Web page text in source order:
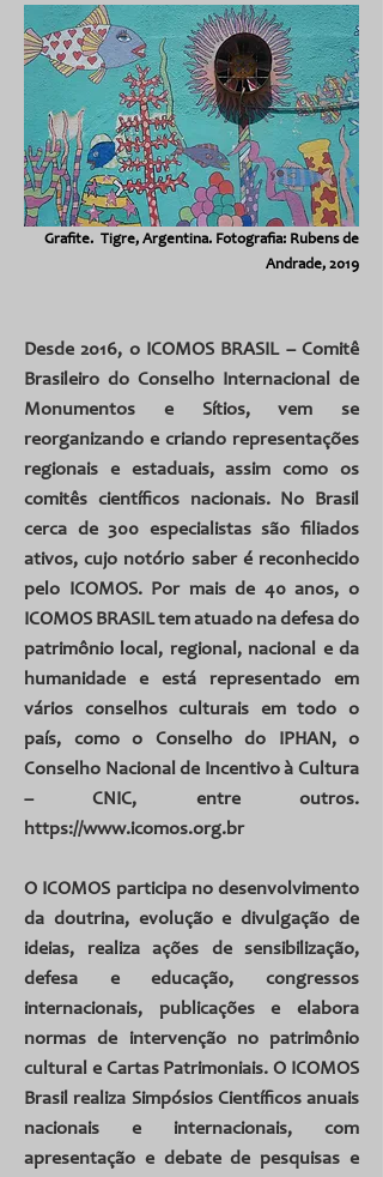
Grafite. Tigre, Argentina. Fotografia: Rubens de
Andrade, 2019
Desde 2016, o ICOMOS BRASIL – Comitê
Brasileiro do Conselho Internacional de
Monumentos e Sítios, vem se
reorganizando e criando representações
regionais e estaduais, assim como os
comitês científicos nacionais. No Brasil
cerca de 300 especialistas são filiados
ativos, cujo notório saber é reconhecido
pelo ICOMOS. Por mais de 40 anos, o
ICOMOS BRASIL tem atuado na defesa do
patrimônio local, regional, nacional e da
humanidade e está representado em
vários conselhos culturais em todo o
país, como o Conselho do IPHAN, o
Conselho Nacional de Incentivo à Cultura
– CNIC, entre outros.
https://www.icomos.org.br
O ICOMOS participa no desenvolvimento
da doutrina, evolução e divulgação de
ideias, realiza ações de sensibilização,
defesa e educação, congressos
internacionais, publicações e elabora
normas de intervenção no patrimônio
cultural e Cartas Patrimoniais. O ICOMOS
Brasil realiza Simpósios Científicos anuais
nacionais e internacionais, com
apresentação e debate de pesquisas e